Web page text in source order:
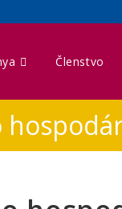
Členstvo